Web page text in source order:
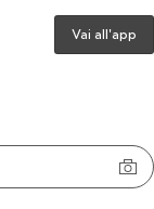
Vai all'app